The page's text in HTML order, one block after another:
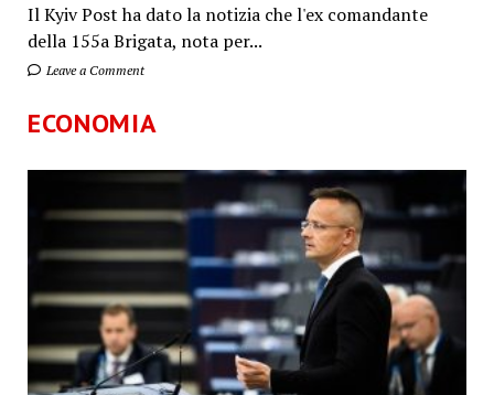
Il Kyiv Post ha dato la notizia che l'ex comandante
della 155a Brigata, nota per...
Leave a Comment
ECONOMIA